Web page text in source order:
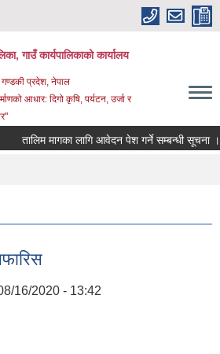
गाउँ कार्यपालिकाको कार्यालय
गण्डकी प्रदेश, नेपाल
आधार: दिगो कृषि, पर्यटन, उर्जा र
तालिम मागका लागि आवेदन पेश गर्ने सम्बन्धी सूचना ।।
16/2020 - 13:42